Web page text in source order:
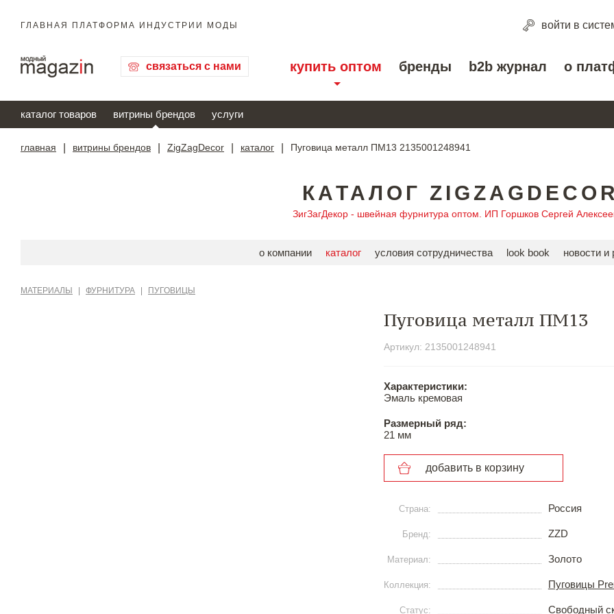
ГЛАВНАЯ ПЛАТФОРМА ИНДУСТРИИ МОДЫ войти в
связаться с нами купить оптом бренды b2b журнал о
каталог товаров витрины брендов услуги
главная витрины брендов ZigZagDecor каталог Пуговица металл ПМ13 2135001248941
КАТАЛОГ ZIGZAGDECOR
ЗигЗагДекор - швейная фурнитура оптом. ИП Горшков Сергей
о компании каталог условия сотрудничества look book новости и
МАТЕРИАЛЫ ФУРНИТУРА ПУГОВИЦЫ
Пуговица металл ПМ13
Артикул: 2135001248941
Характеристики:
Эмаль кремовая
Размерный ряд:
21 мм
добавить в корзину
Страна: Россия
Бренд: ZZD
Материал: Золото
Коллекция: Пуговицы
Статус: Свободный